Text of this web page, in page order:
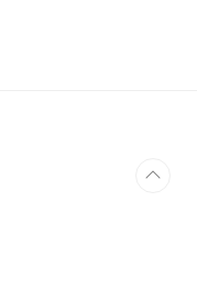
기에 자전거를 실어야